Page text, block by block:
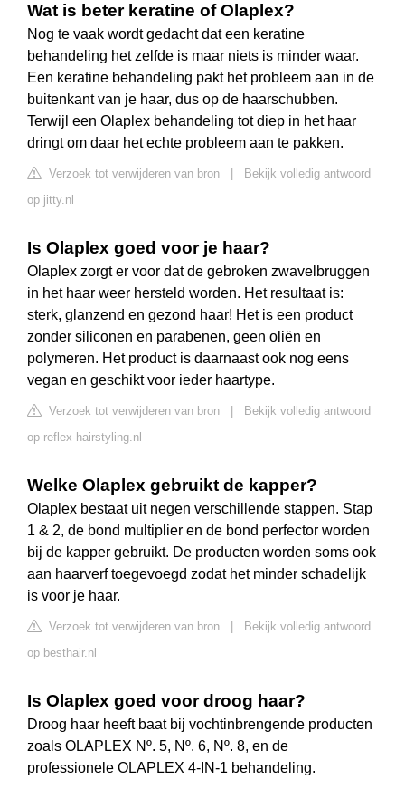
Wat is beter keratine of Olaplex?
Nog te vaak wordt gedacht dat een keratine
behandeling het zelfde is maar niets is minder waar.
Een keratine behandeling pakt het probleem aan in de
buitenkant van je haar, dus op de haarschubben.
Terwijl een Olaplex behandeling tot diep in het haar
dringt om daar het echte probleem aan te pakken.
Verzoek tot verwijderen van bron
Bekijk volledig antwoord
op jitty.nl
Is Olaplex goed voor je haar?
Olaplex zorgt er voor dat de gebroken zwavelbruggen
in het haar weer hersteld worden. Het resultaat is:
sterk, glanzend en gezond haar! Het is een product
zonder siliconen en parabenen, geen oliën en
polymeren. Het product is daarnaast ook nog eens
vegan en geschikt voor ieder haartype.
Verzoek tot verwijderen van bron
Bekijk volledig antwoord
op reflex-hairstyling.nl
Welke Olaplex gebruikt de kapper?
Olaplex bestaat uit negen verschillende stappen. Stap
1 & 2, de bond multiplier en de bond perfector worden
bij de kapper gebruikt. De producten worden soms ook
aan haarverf toegevoegd zodat het minder schadelijk
is voor je haar.
Verzoek tot verwijderen van bron
Bekijk volledig antwoord
op besthair.nl
Is Olaplex goed voor droog haar?
Droog haar heeft baat bij vochtinbrengende producten
zoals OLAPLEX Nº. 5, Nº. 6, Nº. 8, en de
professionele OLAPLEX 4-IN-1 behandeling.